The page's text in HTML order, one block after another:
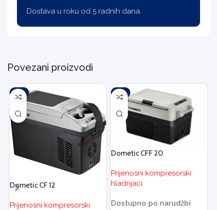
Dostava u roku od 5 radnih dana.
Povezani proizvodi
-5%
Dometic CF 12
Prijenosni kompresorski
-5%
Dometic CFF 20
Prijenosni kompresorski
hladnjaci
Dostupno po narudžbi